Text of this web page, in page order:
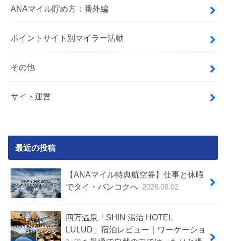
ANAマイル貯め方：番外編
ポイントサイト別マイラー活動
その他
サイト運営
最近の投稿
【ANAマイル特典航空券】仕事と休暇
でタイ・バンコクへ 2026.08.02
四万温泉「SHIN 湯治 HOTEL
LULUD」宿泊レビュー｜ワーケーショ